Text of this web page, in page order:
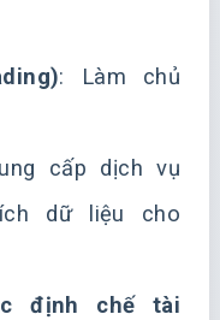
: Làm chủ
cấp dịch vụ
dữ liệu cho
định chế tài